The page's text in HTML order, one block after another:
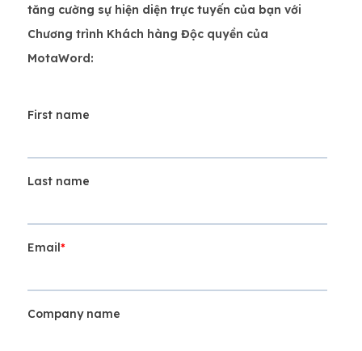
tăng cường sự hiện diện trực tuyến của bạn với
Chương trình Khách hàng Độc quyền của
MotaWord: